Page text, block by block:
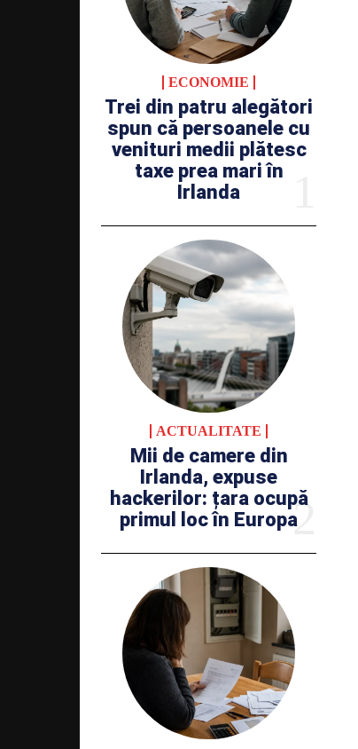
ECONOMIE
Trei din patru alegători
spun că persoanele cu
venituri medii plătesc
taxe prea mari în
Irlanda
ACTUALITATE
Mii de camere din
Irlanda, expuse
hackerilor: țara ocupă
primul loc în Europa